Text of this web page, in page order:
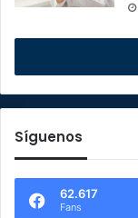
Síguenos
62.617
Fans